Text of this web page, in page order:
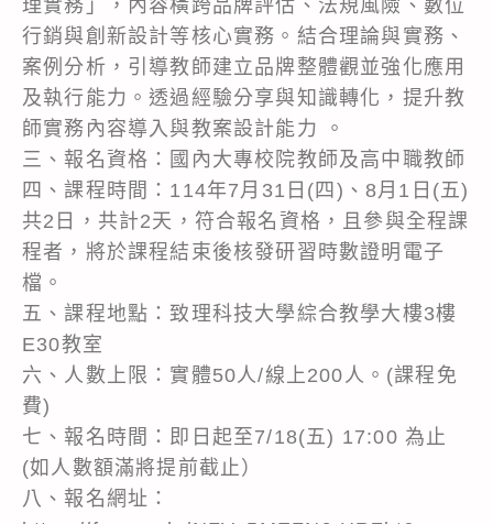
理實務」，內容橫跨品牌評估、法規風險、數位
行銷與創新設計等核心實務。結合理論與實務、
案例分析，引導教師建立品牌整體觀並強化應用
及執行能力。透過經驗分享與知識轉化，提升教
師實務內容導入與教案設計能力 。
三、報名資格：國內大專校院教師及高中職教師
四、課程時間：114年7月31日(四)、8月1日(五)
共2日，共計2天，符合報名資格，且參與全程課
程者，將於課程結束後核發研習時數證明電子
檔。
五、課程地點：致理科技大學綜合教學大樓3樓
E30教室
六、人數上限：實體50人/線上200人。(課程免
費)
七、報名時間：即日起至7/18(五) 17:00 為止
(如人數額滿將提前截止）
八、報名網址：